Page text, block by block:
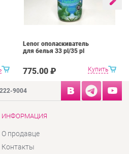
Купить
Lenor ополаскиватель
для белья 33 pl/35 pl
775.00 ₽
9004
ИНФОРМАЦИЯ
О продавце
Контакты